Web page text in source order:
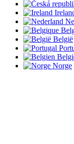
België
Norge